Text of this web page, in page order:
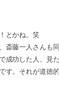
とかね。笑
斎藤一人さんも
成功した人、見
す。それが道徳